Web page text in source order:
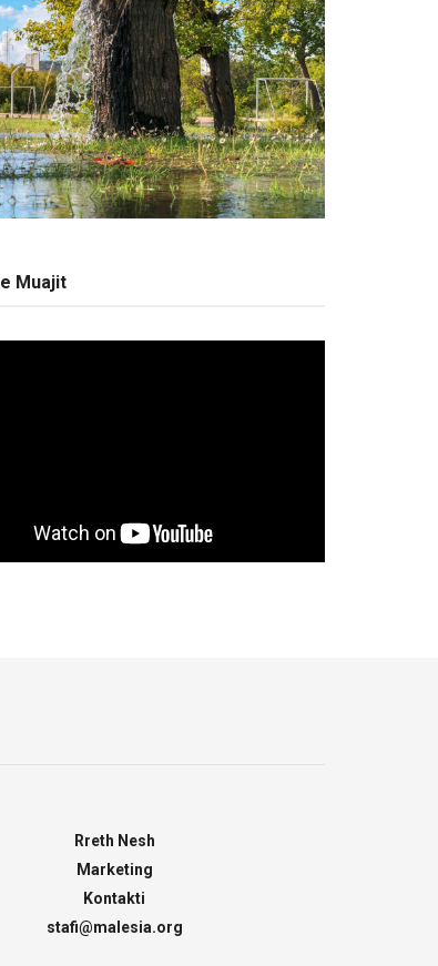
Muajit
Rreth Nesh
Marketing
Kontakti
stafi@malesia.org